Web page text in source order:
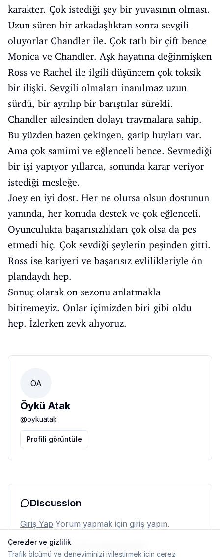
karakter. Çok istediği şey bir yuvasının olması.
Uzun süren bir arkadaşlıktan sonra sevgili
oluyorlar Chandler ile. Çok tatlı bir çift bence
Monica ve Chandler. Aşk hayatına değinmişken
Ross ve Rachel ile ilgili düşüncem çok toksik
bir ilişki. Sevgili olmaları inanılmaz uzun
sürdü, bir ayrılıp bir barıştılar sürekli.
Chandler ailesinden dolayı travmalara sahip.
Bu yüzden bazen çekingen, garip huyları var.
Ama çok samimi ve eğlenceli bence. Sevmediği
bir işi yapıyor yıllarca, sonunda karar veriyor
istediği mesleğe.
Joey en iyi dost. Her ne olursa olsun dostunun
yanında, her konuda destek ve çok eğlenceli.
Oyunculukta başarısızlıkları çok olsa da pes
etmedi hiç. Çok sevdiği şeylerin peşinden gitti.
Ross ise kariyeri ve başarısız evlilikleriyle ön
plandaydı hep.
Sonuç olarak on sezonu anlatmakla
bitiremeyiz. Onlar içimizden biri gibi oldu
hep. İzlerken zevk alıyoruz.
ÖA
Öykü Atak
@oykuatak
Profili görüntüle
Discussion
Giriş Yap Yorum yapmak için giriş yapın.
Henüz yorum yok. İlk yorumu siz yapın.
Çerezler ve gizlilik
Trafik ölçümü ve deneyiminizi iyileştirmek için çerez